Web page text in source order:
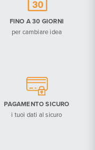
FINO A 30 GIORNI
per cambiare idea
PAGAMENTO SICURO
i tuoi dati al sicuro